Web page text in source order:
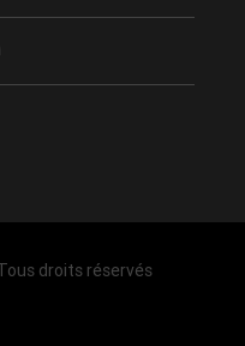
droits réservés